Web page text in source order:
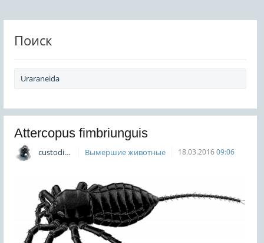
Поиск
Attercopus fimbriunguis
custodian Вымершие животные 18.03.2016 09:06